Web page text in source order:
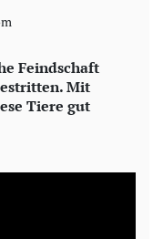
Feindschaft
Mit
Tiere gut